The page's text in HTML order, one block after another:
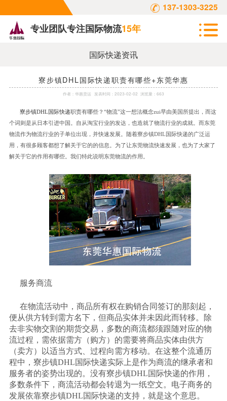
137-1303-3225
专业团队专注国际物流15年
国际快递资讯
寮步镇DHL国际快递职责有哪些+东莞华惠
作者： 华惠货运 发表时间： 2023-02-02 浏览量：663
寮步镇DHL 国际快递职责有哪些？“物流”这一想法概念zui早由美国所提出，而这
个词则是从日本引进中国。自从淘宝行业的发达，也造就了物流行业的成就。而东莞
物流作为物流行业的子单位出现，并快速发展。随着寮步镇DHL 国际快递的广泛运
用，有很多顾客都想了解关于它的的信息。为了让东莞物流快速发展，也为了大家了
解关于它的作用有哪些。我们特此说明东莞物流的作用。
服务商流
在物流活动中，商品所有权在购销合同签订的那刻起，
便从供方转到需方名下，但商品实体并未因此而转移。除
去非实物交割的期货交易，多数的商流都须跟随对应的物
流过程，需依据需方（购方）的需要将商品实体由供方
（卖方）以适当方式、过程向需方移动。在这整个流通历
程中，寮步镇DHL国际快递实际上是作为商流的继承者和
服务者的姿势出现的。没有寮步镇DHL国际快递的作用，
多数条件下，商流活动都会转退为一纸空文。电子商务的
发展依靠寮步镇DHL国际快递的支持，就是这个意思。